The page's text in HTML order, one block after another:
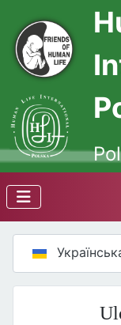
Оберіть свою